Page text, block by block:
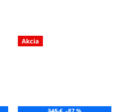
Akcia